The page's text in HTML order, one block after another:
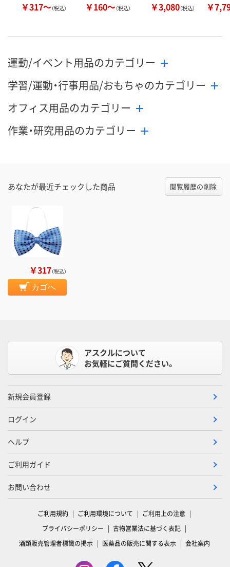
￥317～（税込） ￥160～（税込） ￥3,080（税込） ￥
運動/イベント用品のカテゴリー
学習/運動・行事用品/おもちゃのカテゴリー
オフィス用品のカテゴリー
作業・研究用品のカテゴリー
あなたが最近チェックした商品 閲覧履歴の削除
￥317（税込）
カゴへ
アスクルについて
お気軽にご質問ください。
新規会員登録
ログイン
ヘルプ
ご利用ガイド
お問い合わせ
ご利用規約 ご利用環境について
ご利用上の注意
プライバシーポリシー
古物営業法に基づく表記
酒類販売管理者標識の掲示
医薬品の販売に関する表示 会社案内